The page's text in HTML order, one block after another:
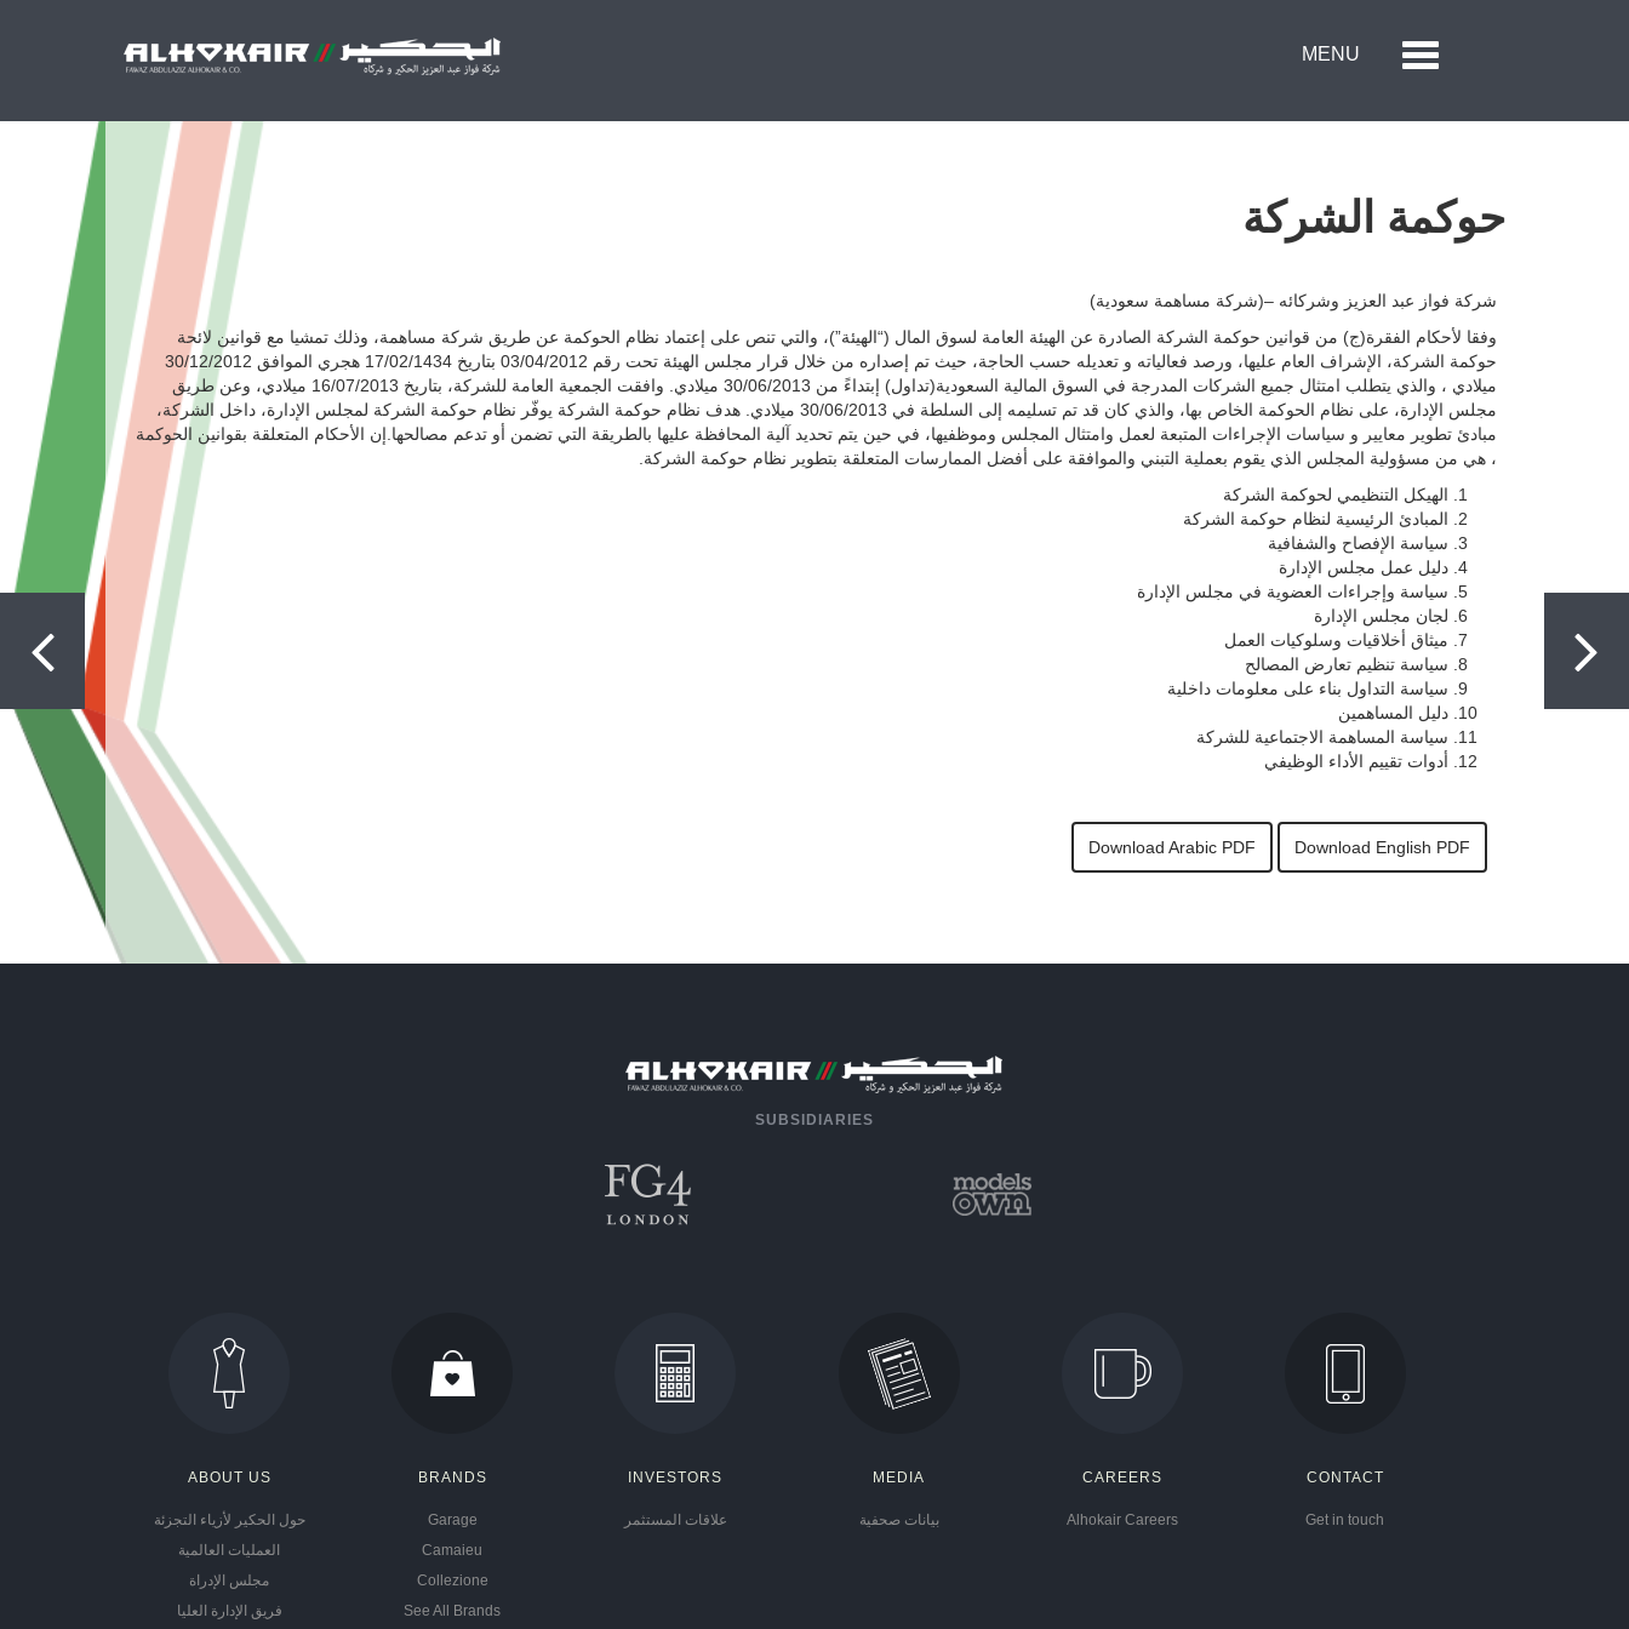
MENU
Toggle
حول الحكير لأزياء التجزئةحوكمة الشركة
شركة فواز عبد العزيز وشركائه –(شركة مساهمة سعودية)
وفقا لأحكام الفقرة(ج) من قوانين حوكمة الشركة الصادرة عن الهيئة العامة لسوق المال (“الهيئة”)، والتي تنص على إعتماد نظام الحوكمة عن طريق شركة مساهمة، وذلك تمشيا مع قوانين لائحة
حوكمة الشركة، الإشراف العام عليها، ورصد فعالياته و تعديله حسب الحاجة، حيث تم إصداره من خلال قرار مجلس الهيئة تحت رقم 03/04/2012 بتاريخ 17/02/1434 هجري الموافق 30/12/2012
ميلادي ، والذي يتطلب امتثال جميع الشركات المدرجة في السوق المالية السعودية(تداول) إبتداءً من 30/06/2013 ميلادي. وافقت الجمعية العامة للشركة، بتاريخ 16/07/2013 ميلادي، وعن طريق
مجلس الإدارة، على نظام الحوكمة الخاص بها، والذي كان قد تم تسليمه إلى السلطة في 30/06/2013 ميلادي. هدف نظام حوكمة الشركة يوفّر نظام حوكمة الشركة لمجلس الإدارة، داخل الشركة،
مبادئ تطوير معايير و سياسات الإجراءات المتبعة لعمل وامتثال المجلس وموظفيها، في حين يتم تحديد آلية المحافظة عليها بالطريقة التي تضمن أو تدعم مصالحها.إن الأحكام المتعلقة بقوانين الحوكمة
، هي من مسؤولية المجلس الذي يقوم بعملية التبني والموافقة على أفضل الممارسات المتعلقة بتطوير نظام حوكمة الشركة.
الهيكل التنظيمي لحوكمة الشركة
المبادئ الرئيسية لنظام حوكمة الشركة
سياسة الإفصاح والشفافية
دليل عمل مجلس الإدارة
سياسة وإجراءات العضوية في مجلس الإدارة
لجان مجلس الإدارة
ميثاق أخلاقيات وسلوكيات العمل
سياسة تنظيم تعارض المصالح
سياسة التداول بناء على معلومات داخلية
دليل المساهمين
سياسة المساهمة الاجتماعية للشركة
أدوات تقييم الأداء الوظيفي
Download English PDF
Download Arabic PDF
SUBSIDIARIES
ABOUT US
حول الحكير لأزياء التجزئة
العمليات العالمية
مجلس الإدراة
فريق الإدارة العليا
BRANDS
Garage
Camaieu
Collezione
See All Brands
INVESTORS
علاقات المستثمر
MEDIA
بيانات صحفية
CAREERS
Alhokair Careers
CONTACT
Get in touch